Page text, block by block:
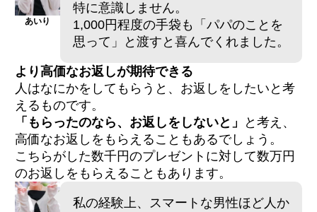
あいり
特に意識しません。
1,000円程度の手袋も「パパのことを
思って」と渡すと喜んでくれました。
より高価なお返しが期待できる
人はなにかをしてもらうと、お返しをしたいと考
えるものです。
「もらったのなら、お返しをしないと」
と考え、
高価なお返しをもらえることもあるでしょう。
こちらがした数千円のプレゼントに対して数万円
のお返しをもらえることもあります。
私の経験上、スマートな男性ほど人か